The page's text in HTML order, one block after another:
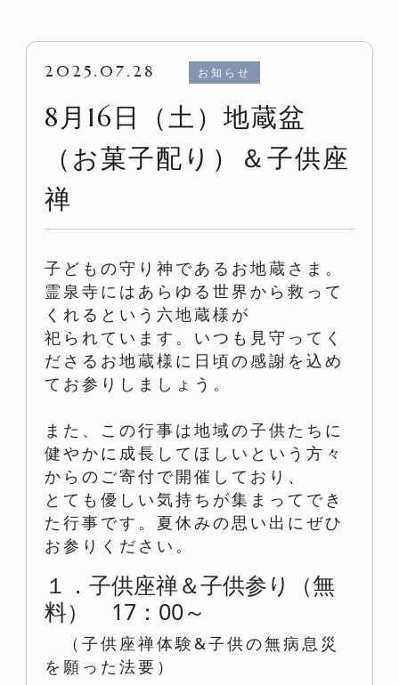
2025.07.28 お知らせ
8月16日（土）地蔵盆
（お菓子配り）＆子供座
禅
子どもの守り神であるお地蔵さま。
霊泉寺にはあらゆる世界から救って
くれるという六地蔵様が
祀られています。いつも見守ってく
ださるお地蔵様に日頃の感謝を込め
てお参りしましょう。
また、この行事は地域の子供たちに
健やかに成長してほしいという方々
からのご寄付で開催しており、
とても優しい気持ちが集まってでき
た行事です。夏休みの思い出にぜひ
お参りください。
１．子供座禅＆子供参り（無
料） 17：00～
（子供座禅体験&子供の無病息災
を願った法要）